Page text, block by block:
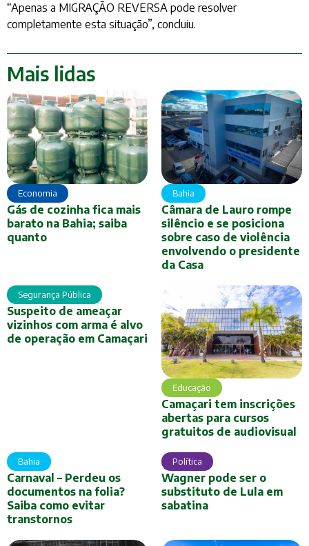
“Apenas a MIGRAÇÃO REVERSA pode resolver
completamente esta situação”, concluiu.
Mais lidas
Economia
Gás de cozinha fica mais
barato na Bahia; saiba
quanto
Bahia
Câmara de Lauro rompe
silêncio e se posiciona
sobre caso de violência
envolvendo o presidente
da Casa
Segurança Pública
Suspeito de ameaçar
vizinhos com arma é alvo
de operação em Camaçari
Educação
Camaçari tem inscrições
abertas para cursos
gratuitos de audiovisual
Bahia
Carnaval – Perdeu os
documentos na folia?
Saiba como evitar
transtornos
Política
Wagner pode ser o
substituto de Lula em
sabatina